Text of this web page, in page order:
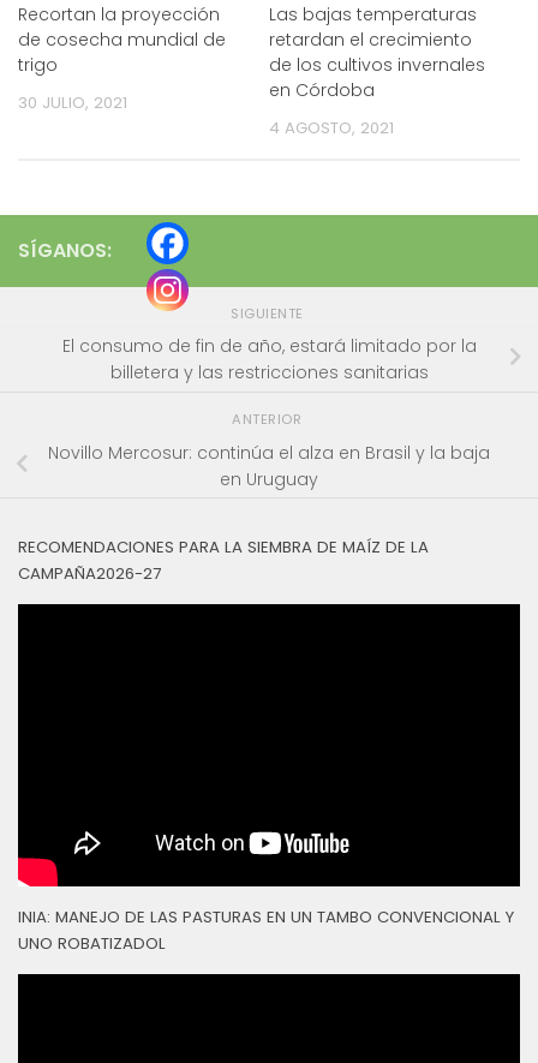
Recortan la proyección
de cosecha mundial de
trigo
30 JULIO, 2021
Las bajas temperaturas
retardan el crecimiento
de los cultivos invernales
en Córdoba
4 AGOSTO, 2021
SÍGANOS:
SIGUIENTE
El consumo de fin de año, estará limitado por la
billetera y las restricciones sanitarias
ANTERIOR
Novillo Mercosur: continúa el alza en Brasil y la baja
en Uruguay
RECOMENDACIONES PARA LA SIEMBRA DE MAÍZ DE LA
CAMPAÑA2026-27
INIA: MANEJO DE LAS PASTURAS EN UN TAMBO CONVENCIONAL Y
UNO ROBATIZADOL